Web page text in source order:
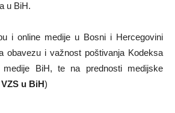
u BiH.
i online medije u Bosni i Hercegovini
obavezu i važnost poštivanja Kodeksa
BiH, te na prednosti medijske
u BiH)